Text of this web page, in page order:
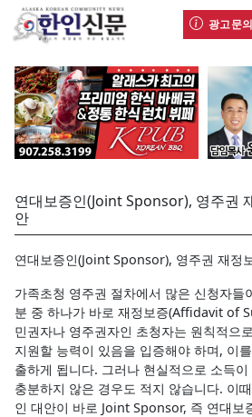
광고문의
연대보증인(Joint Sponsor), 영주권
안
연대보증인(Joint Sponsor), 영주권 재정
가족초청 영주권 절차에서 많은 신청자들
분 중 하나가 바로 재정보증(Affidavit of
민권자나 영주권자인 초청자는 원칙적으
지원할 능력이 있음을 입증해야 하며, 이
출하게 됩니다. 그러나 현실적으로 소득
충분하지 않은 경우도 적지 않습니다. 이
인 대안이 바로 Joint Sponsor, 즉 연대보